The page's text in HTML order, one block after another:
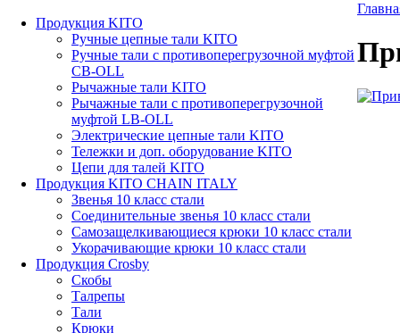
Продукция KITO
Ручные цепные тали KITO
Ручные тали с противоперегрузочной муфтой
СВ-OLL
Рычажные тали KITO
Рычажные тали с противоперегрузочной
муфтой LB-OLL
Электрические цепные тали KITO
Тележки и доп. оборудование KITO
Цепи для талей KITO
Продукция KITO CHAIN ITALY
Звенья 10 класс стали
Соединительные звенья 10 класс стали
Самозащелкивающиеся крюки 10 класс стали
Укорачивающие крюки 10 класс стали
Продукция Crosby
Скобы
Талрепы
Тали
Крюки